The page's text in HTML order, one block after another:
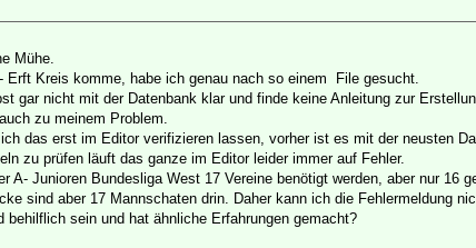
Mühe.
Erft Kreis komme, habe ich genau nach so einem File gesucht.
gar nicht mit der Datenbank klar und finde keine Anleitung zur
zu meinem Problem.
das erst im Editor verifizieren lassen, vorher ist es mit der neusten
zu prüfen läuft das ganze im Editor leider immer auf Fehler.
A- Junioren Bundesliga West 17 Vereine benötigt werden, aber nur 16
sind aber 17 Mannschaten drin. Daher kann ich die Fehlermeldung
behilflich sein und hat ähnliche Erfahrungen gemacht?